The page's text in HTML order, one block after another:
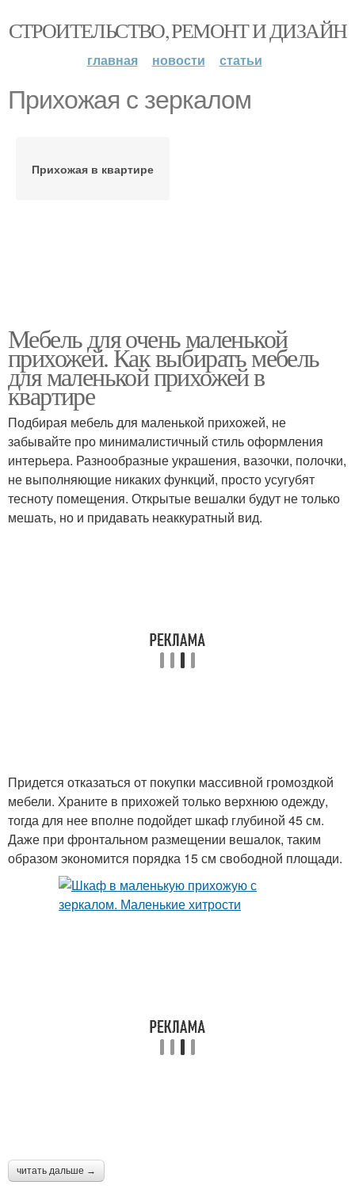
СТРОИТЕЛЬСТВО, РЕМОНТ И ДИЗАЙН
главная новости статьи
Прихожая с зеркалом
Прихожая в квартире
Мебель для очень маленькой
прихожей. Как выбирать мебель
для маленькой прихожей в
квартире
Подбирая мебель для маленькой прихожей, не
забывайте про минималистичный стиль оформления
интерьера. Разнообразные украшения, вазочки, полочки,
не выполняющие никаких функций, просто усугубят
тесноту помещения. Открытые вешалки будут не только
мешать, но и придавать неаккуратный вид.
Придется отказаться от покупки массивной громоздкой
мебели. Храните в прихожей только верхнюю одежду,
тогда для нее вполне подойдет шкаф глубиной 45 см.
Даже при фронтальном размещении вешалок, таким
образом экономится порядка 15 см свободной площади.
читать дальше →